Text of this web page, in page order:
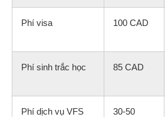
Phí visa 100 CAD
Phí sinh trắc học 85 CAD
Phí dịch vụ VFS
30-50